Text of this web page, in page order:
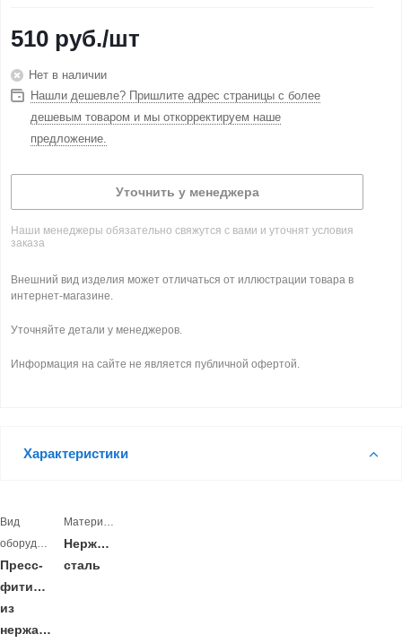
510 руб./шт
Нет в наличии
Нашли дешевле? Пришлите адрес страницы с более
дешевым товаром и мы откорректируем наше
предложение.
Уточнить у менеджера
Наши менеджеры обязательно свяжутся с вами и уточнят условия
заказа
Внешний вид изделия может отличаться от иллюстрации товара в
интернет-магазине.
Уточняйте детали у менеджеров.
Информация на сайте не является публичной офертой.
Характеристики
Вид
оборудования
Пресс-
фитинги
из
нержавеющей
Материал
Нержавеющая
сталь